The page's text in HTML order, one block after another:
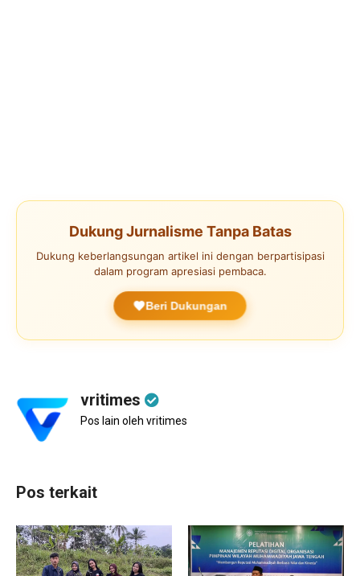
Dukung Jurnalisme Tanpa Batas
Dukung keberlangsungan artikel ini dengan berpartisipasi
dalam program apresiasi pembaca.
Beri Dukungan
vritimes
Pos lain oleh vritimes
Pos terkait